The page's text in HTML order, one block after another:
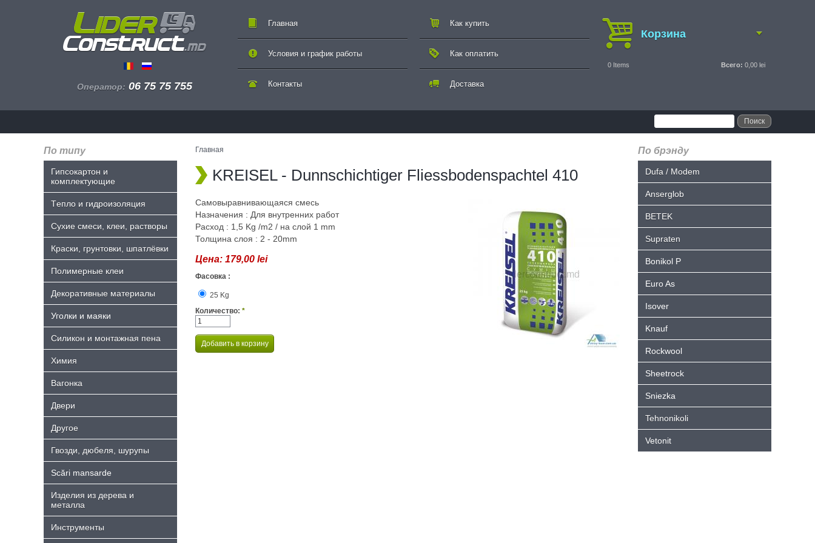
Оператор: 06 75 75 755
Главная
Контакты
Как купить
Как оплатить
Доставка
Условия и график работы
Корзина
0 Items Всего: 0,00 lei
По типу
Гипсокартон и
комплектующие
Tепло и гидроизоляция
Сухие смеси, клеи, растворы
Краски, грунтовки, шпатлёвки
Полимерные клеи
Декоративные материалы
Уголки и маяки
Силикон и монтажная пена
Химия
Bагонка
Двери
Другое
Гвозди, дюбеля, шурупы
Scări mansarde
Изделия из дерева и
металла
Инструменты
Главная
KREISEL - Dunnschichtiger Fliessbodenspachtel 410
Самовыравнивающаяся смесь
Назначения : Для внутренних работ
Расход : 1,5 Kg /m2 / на слой 1 mm
Толщина слоя : 2 - 20mm
Цена: 179,00 lei
Фасовка :
25 Kg
Количество: *
По брэнду
Dufa / Modem
Anserglob
BETEK
Supraten
Bonikol P
Euro As
Isover
Knauf
Rockwool
Sheetrock
Sniezka
Tehnonikoli
Vetonit